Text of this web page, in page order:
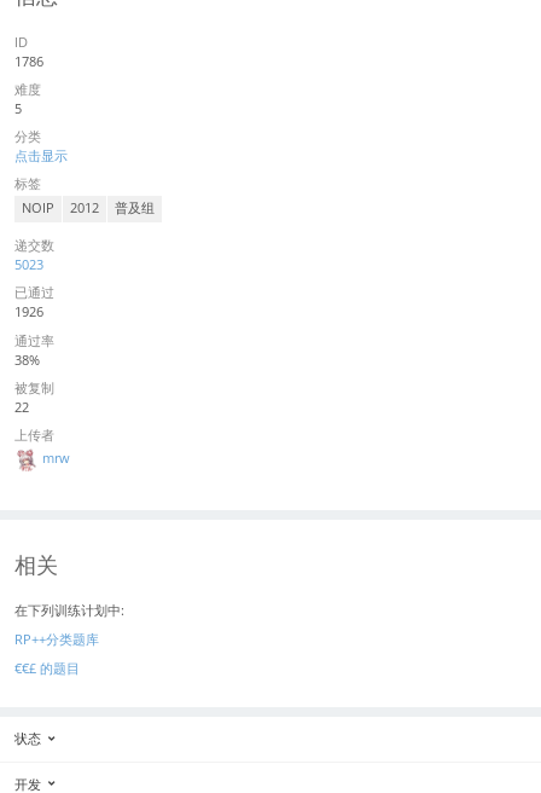
ID
1786
难度
5
分类
点击显示
标签
NOIP 2012 普及组
递交数
5023
已通过
1926
通过率
38%
被复制
22
上传者
mrw
相关
在下列训练计划中:
RP++分类题库
€€£ 的题目
状态
开发